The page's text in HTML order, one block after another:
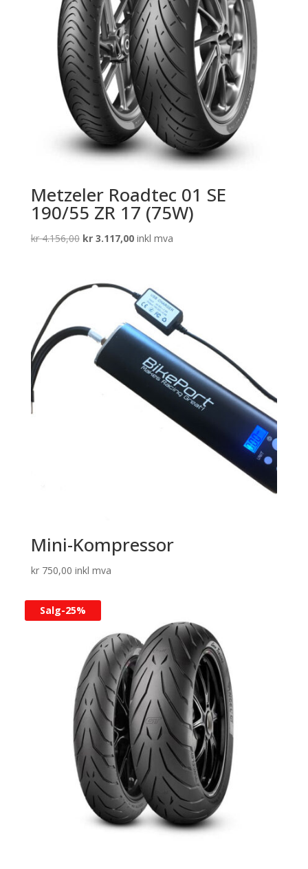
Metzeler Roadtec 01 SE
190/55 ZR 17 (75W)
kr4.156,00 Opprinnelig
kr 4.156,00.
kr3.117,00Nåværende
kr 3.117,00.
inkl mva
Mini-Kompressor
kr750,00 inkl mva
Salg-25%